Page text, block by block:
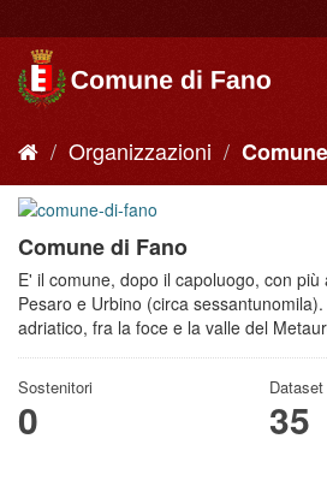
Organizzazioni
Comune di Fano
E' il comune, dopo il capoluogo, con
Pesaro e Urbino (circa
adriatico, fra la foce e la valle del
Sostenitori
0
Dataset
35